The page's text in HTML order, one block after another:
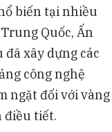
biến tại nhiều
Quốc, Ấn
xây dựng các
công nghệ
ngặt đối với vàng
điều tiết.